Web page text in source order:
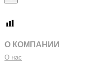
О КОМПАНИИ
О нас